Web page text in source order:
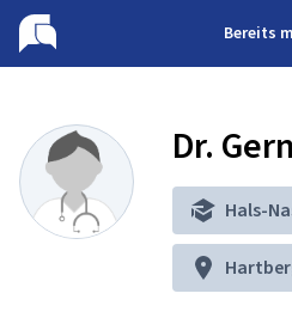
Bereits
Dr.
Hals-